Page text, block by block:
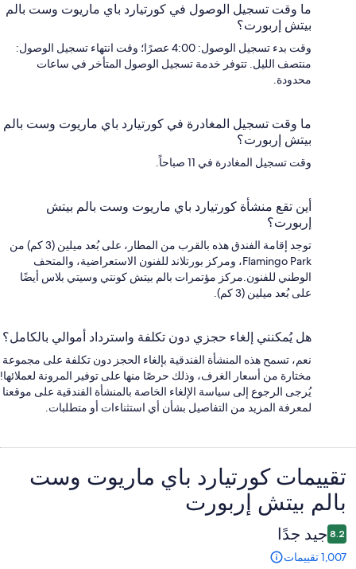
ما وقت تسجيل الوصول في كورتيارد باي ماريوت وست بالم
بيتش إربورت؟
وقت بدء تسجيل الوصول: 4:00 عصرًا؛ وقت انتهاء تسجيل الوصول:
منتصف الليل. تتوفر خدمة تسجيل الوصول المتأخر في ساعات
محدودة.
ما وقت تسجيل المغادرة في كورتيارد باي ماريوت وست بالم
بيتش إربورت؟
وقت تسجيل المغادرة في 11 صباحاً.
أين تقع منشأة كورتيارد باي ماريوت وست بالم بيتش
إربورت؟
توجد إقامة الفندق هذه بالقرب من المطار، على بُعد ميلين (3 كم) من
Flamingo Park، ومركز بورتلاند للفنون الاستعراضية، والمتحف‬
الوطني للفنون.مركز مؤتمرات بالم بيتش كونتي وسيتي بلاس أيضًا
على بُعد ميلين (3 كم).
هل يُمكنني إلغاء حجزي دون تكلفة واسترداد أموالي بالكامل؟
نعم، تسمح هذه المنشأة الفندقية بإلغاء الحجز دون تكلفة على مجموعة
مختارة من أسعار الغرف، وذلك حرصًا منها على توفير المرونة لعملائها!
يُرجى الرجوع إلى سياسة الإلغاء الخاصة بالمنشأة الفندقية على موقعنا
لمعرفة المزيد من التفاصيل بشأن أي استثناءات أو متطلبات.
التقييمات تقييمات ⁦كورتيارد باي ماريوت وست
بالم بيتش إربورت⁩
8.2 جيد جدًا
1,007 تقييمات